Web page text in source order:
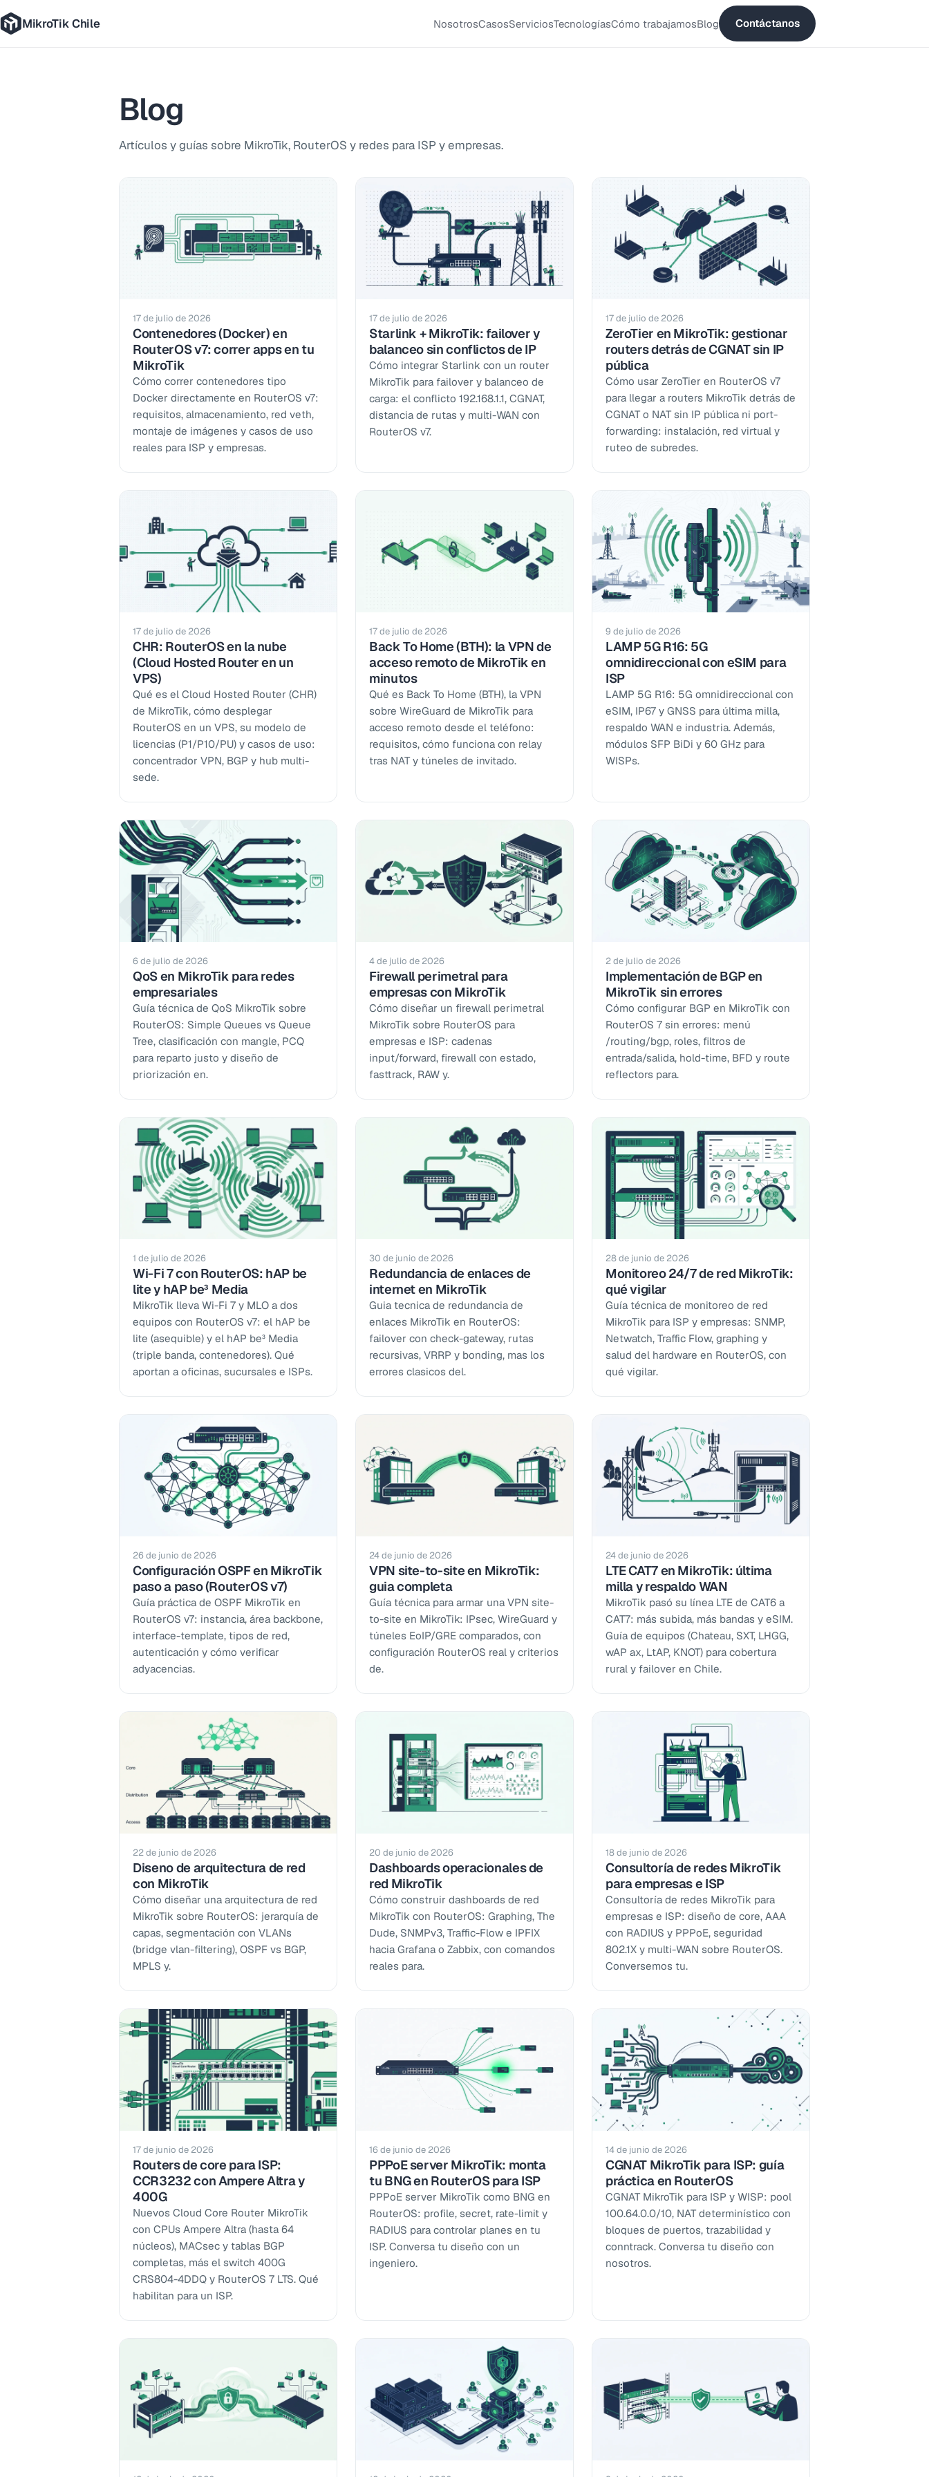
MikroTik Chile NosotrosCasosServiciosTecnologíasCómo trabajamosBlog Contáctanos
Blog
Artículos y guías sobre MikroTik, RouterOS y redes para ISP y empresas.
17 de julio de 2026
Contenedores (Docker) en
RouterOS v7: correr apps en tu
MikroTik
Cómo correr contenedores tipo
Docker directamente en RouterOS v7:
requisitos, almacenamiento, red veth,
montaje de imágenes y casos de uso
reales para ISP y empresas.
17 de julio de 2026
Starlink + MikroTik: failover y
balanceo sin conflictos de IP
Cómo integrar Starlink con un router
MikroTik para failover y balanceo de
carga: el conflicto 192.168.1.1, CGNAT,
distancia de rutas y multi-WAN con
RouterOS v7.
17 de julio de 2026
ZeroTier en MikroTik: gestionar
routers detrás de CGNAT sin IP
pública
Cómo usar ZeroTier en RouterOS v7
para llegar a routers MikroTik detrás de
CGNAT o NAT sin IP pública ni port-
forwarding: instalación, red virtual y
ruteo de subredes.
17 de julio de 2026
CHR: RouterOS en la nube
(Cloud Hosted Router en un
VPS)
Qué es el Cloud Hosted Router (CHR)
de MikroTik, cómo desplegar
RouterOS en un VPS, su modelo de
licencias (P1/P10/PU) y casos de uso:
concentrador VPN, BGP y hub multi-
sede.
17 de julio de 2026
Back To Home (BTH): la VPN de
acceso remoto de MikroTik en
minutos
Qué es Back To Home (BTH), la VPN
sobre WireGuard de MikroTik para
acceso remoto desde el teléfono:
requisitos, cómo funciona con relay
tras NAT y túneles de invitado.
9 de julio de 2026
LAMP 5G R16: 5G
omnidireccional con eSIM para
ISP
LAMP 5G R16: 5G omnidireccional con
eSIM, IP67 y GNSS para última milla,
respaldo WAN e industria. Además,
módulos SFP BiDi y 60 GHz para
WISPs.
6 de julio de 2026
QoS en MikroTik para redes
empresariales
Guía técnica de QoS MikroTik sobre
RouterOS: Simple Queues vs Queue
Tree, clasificación con mangle, PCQ
para reparto justo y diseño de
priorización en.
4 de julio de 2026
Firewall perimetral para
empresas con MikroTik
Cómo diseñar un firewall perimetral
MikroTik sobre RouterOS para
empresas e ISP: cadenas
input/forward, firewall con estado,
fasttrack, RAW y.
2 de julio de 2026
Implementación de BGP en
MikroTik sin errores
Cómo configurar BGP en MikroTik con
RouterOS 7 sin errores: menú
/routing/bgp, roles, filtros de
entrada/salida, hold-time, BFD y route
reflectors para.
1 de julio de 2026
Wi-Fi 7 con RouterOS: hAP be
lite y hAP be³ Media
MikroTik lleva Wi-Fi 7 y MLO a dos
equipos con RouterOS v7: el hAP be
lite (asequible) y el hAP be³ Media
(triple banda, contenedores). Qué
aportan a oficinas, sucursales e ISPs.
30 de junio de 2026
Redundancia de enlaces de
internet en MikroTik
Guia tecnica de redundancia de
enlaces MikroTik en RouterOS:
failover con check-gateway, rutas
recursivas, VRRP y bonding, mas los
errores clasicos del.
28 de junio de 2026
Monitoreo 24/7 de red MikroTik:
qué vigilar
Guía técnica de monitoreo de red
MikroTik para ISP y empresas: SNMP,
Netwatch, Traffic Flow, graphing y
salud del hardware en RouterOS, con
qué vigilar.
26 de junio de 2026
Configuración OSPF en MikroTik
paso a paso (RouterOS v7)
Guía práctica de OSPF MikroTik en
RouterOS v7: instancia, área backbone,
interface-template, tipos de red,
autenticación y cómo verificar
adyacencias.
24 de junio de 2026
VPN site-to-site en MikroTik:
guia completa
Guía técnica para armar una VPN site-
to-site en MikroTik: IPsec, WireGuard y
túneles EoIP/GRE comparados, con
configuración RouterOS real y criterios
de.
24 de junio de 2026
LTE CAT7 en MikroTik: última
milla y respaldo WAN
MikroTik pasó su línea LTE de CAT6 a
CAT7: más subida, más bandas y eSIM.
Guía de equipos (Chateau, SXT, LHGG,
wAP ax, LtAP, KNOT) para cobertura
rural y failover en Chile.
22 de junio de 2026
Diseno de arquitectura de red
con MikroTik
Cómo diseñar una arquitectura de red
MikroTik sobre RouterOS: jerarquía de
capas, segmentación con VLANs
(bridge vlan-filtering), OSPF vs BGP,
MPLS y.
20 de junio de 2026
Dashboards operacionales de
red MikroTik
Cómo construir dashboards de red
MikroTik con RouterOS: Graphing, The
Dude, SNMPv3, Traffic-Flow e IPFIX
hacia Grafana o Zabbix, con comandos
reales para.
18 de junio de 2026
Consultoría de redes MikroTik
para empresas e ISP
Consultoría de redes MikroTik para
empresas e ISP: diseño de core, AAA
con RADIUS y PPPoE, seguridad
802.1X y multi-WAN sobre RouterOS.
Conversemos tu.
17 de junio de 2026
Routers de core para ISP:
CCR3232 con Ampere Altra y
400G
Nuevos Cloud Core Router MikroTik
con CPUs Ampere Altra (hasta 64
núcleos), MACsec y tablas BGP
completas, más el switch 400G
CRS804-4DDQ y RouterOS 7 LTS. Qué
habilitan para un ISP.
16 de junio de 2026
PPPoE server MikroTik: monta
tu BNG en RouterOS para ISP
PPPoE server MikroTik como BNG en
RouterOS: profile, secret, rate-limit y
RADIUS para controlar planes en tu
ISP. Conversa tu diseño con un
ingeniero.
14 de junio de 2026
CGNAT MikroTik para ISP: guía
práctica en RouterOS
CGNAT MikroTik para ISP y WISP: pool
100.64.0.0/10, NAT determinístico con
bloques de puertos, trazabilidad y
conntrack. Conversa tu diseño con
nosotros.